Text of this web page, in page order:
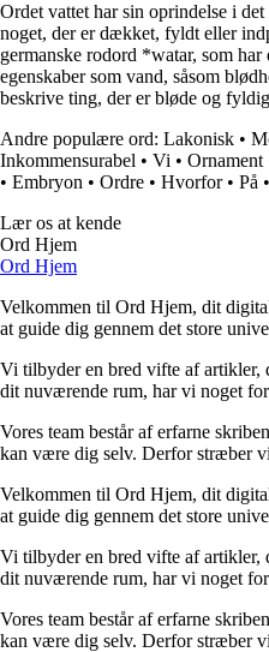
Ordet vattet har sin oprindelse i
noget, der er dækket, fyldt eller
germanske rodord *watar, som
egenskaber som vand, såsom
beskrive ting, der er bløde og
Andre populære ord: Lakonisk •
Inkommensurabel • Vi • Ornament
• Embryon • Ordre • Hvorfor• På •
Lær os at kende
Ord Hjem
Ord Hjem
Velkommen til Ord Hjem, dit
at guide dig gennem det store
Vi tilbyder en bred vifte af artikler,
dit nuværende rum, har vi noget
Vores team består af erfarne
kan være dig selv. Derfor stræber
Velkommen til Ord Hjem, dit
at guide dig gennem det store
Vi tilbyder en bred vifte af artikler,
dit nuværende rum, har vi noget
Vores team består af erfarne
kan være dig selv. Derfor stræber